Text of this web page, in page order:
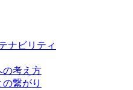
ナビリティ
の考え方
繋がり